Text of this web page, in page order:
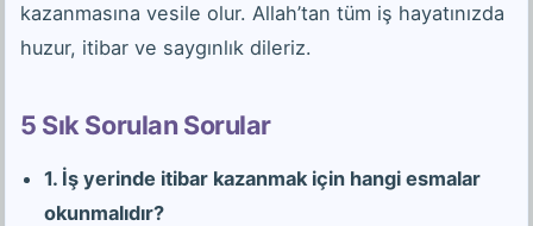
kazanmasına vesile olur. Allah’tan tüm iş hayatınızda
huzur, itibar ve saygınlık dileriz.
5 Sık Sorulan Sorular
1. İş yerinde itibar kazanmak için hangi esmalar
okunmalıdır?